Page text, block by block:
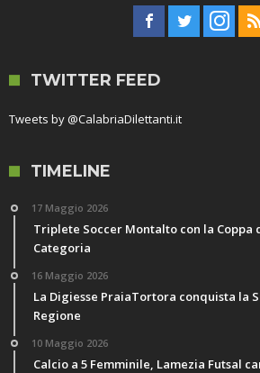
TWITTER FEED
Tweets by @CalabriaDilettanti.it
TIMELINE
17 Maggio 2026
Triplete Soccer Montalto con la Coppa
Categoria
16 Maggio 2026
La Digiesse PraiaTortora conquista la
Regione
10 Maggio 2026
Calcio a 5 Femminile, Lamezia Futsal